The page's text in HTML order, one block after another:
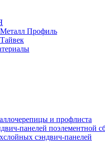
Профиль
и профлиста
панелей поэлементной
сэндвич-панелей